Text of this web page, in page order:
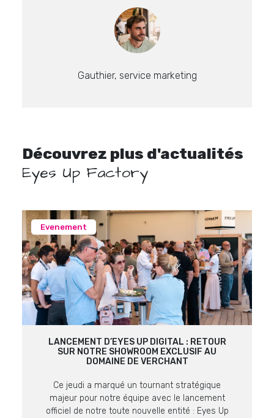
Gauthier, service marketing
Découvrez plus d'actualités
Eyes Up Factory
Evenement
LANCEMENT D’EYES UP DIGITAL : RETOUR
SUR NOTRE SHOWROOM EXCLUSIF AU
DOMAINE DE VERCHANT
Ce jeudi a marqué un tournant stratégique
majeur pour notre équipe avec le lancement
officiel de notre toute nouvelle entité : Eyes Up